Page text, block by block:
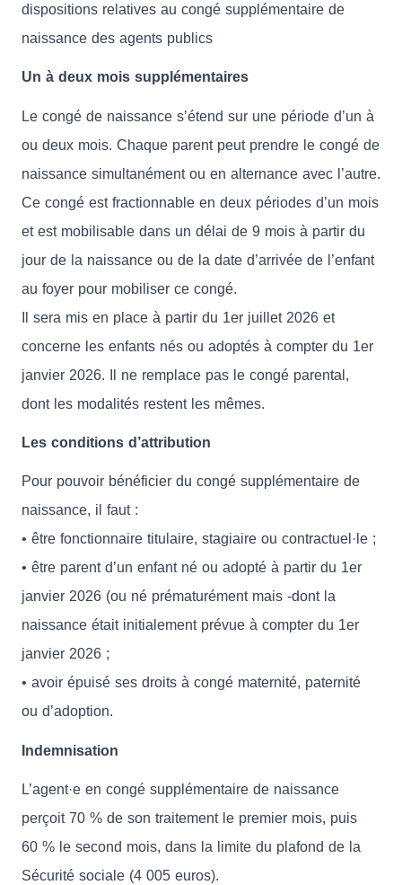
dispositions relatives au congé supplémentaire de
naissance des agents publics
Un à deux mois supplémentaires
Le congé de naissance s’étend sur une période d’un à
ou deux mois. Chaque parent peut prendre le congé de
naissance simultanément ou en alternance avec l’autre.
Ce congé est fractionnable en deux périodes d’un mois
et est mobilisable dans un délai de 9 mois à partir du
jour de la naissance ou de la date d’arrivée de l’enfant
au foyer pour mobiliser ce congé.
Il sera mis en place à partir du 1er juillet 2026 et
concerne les enfants nés ou adoptés à compter du 1er
janvier 2026. Il ne remplace pas le congé parental,
dont les modalités restent les mêmes.
Les conditions d’attribution
Pour pouvoir bénéficier du congé supplémentaire de
naissance, il faut :
• être fonctionnaire titulaire, stagiaire ou contractuel·le ;
• être parent d’un enfant né ou adopté à partir du 1er
janvier 2026 (ou né prématurément mais -dont la
naissance était initialement prévue à compter du 1er
janvier 2026 ;
• avoir épuisé ses droits à congé maternité, paternité
ou d’adoption.
Indemnisation
L’agent·e en congé supplémentaire de naissance
perçoit 70 % de son traitement le premier mois, puis
60 % le second mois, dans la limite du plafond de la
Sécurité sociale (4 005 euros).